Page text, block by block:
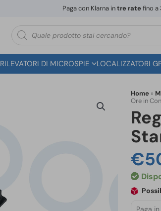
Paga con Klarna intre ratefino a
Ricerca
prodotti
RILEVATORI DI MICROSPIE LOCALIZZATORI
Home »
Ore in
€
Paga